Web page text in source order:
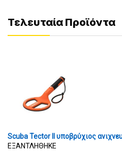
Τελευταία Προϊόντα
Scuba Tector II υποβρύχιος
ΕΞΑΝΤΛΗΘΗΚΕ